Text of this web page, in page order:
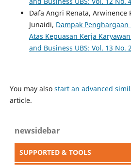
Dafa Angri Renata, Arwinence
Junaidi, Dampak
Atas Kepuasan Kerja Karyawan
and Business UBS: Vol. 13 No.
You may also start an advanced
article.
newsidebar
SUPPORTED & TOOLS